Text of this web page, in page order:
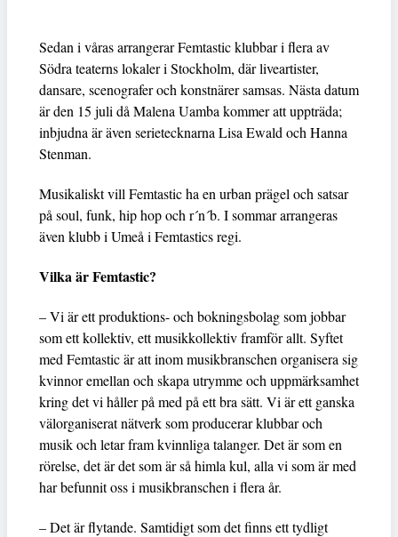
Sedan i våras arrangerar Femtastic klubbar i flera av
Södra teaterns lokaler i Stockholm, där liveartister,
dansare, scenografer och konstnärer samsas. Nästa datum
är den 15 juli då Malena Uamba kommer att uppträda;
inbjudna är även serietecknarna Lisa Ewald och Hanna
Stenman.
Musikaliskt vill Femtastic ha en urban prägel och satsar
på soul, funk, hip hop och r´n´b. I sommar arrangeras
även klubb i Umeå i Femtastics regi.
Vilka är Femtastic?
– Vi är ett produktions- och bokningsbolag som jobbar
som ett kollektiv, ett musikkollektiv framför allt. Syftet
med Femtastic är att inom musikbranschen organisera sig
kvinnor emellan och skapa utrymme och uppmärksamhet
kring det vi håller på med på ett bra sätt. Vi är ett ganska
välorganiserat nätverk som producerar klubbar och
musik och letar fram kvinnliga talanger. Det är som en
rörelse, det är det som är så himla kul, alla vi som är med
har befunnit oss i musikbranschen i flera år.
– Det är flytande. Samtidigt som det finns ett tydligt